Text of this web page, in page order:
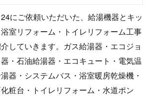
にご依頼いただいた、給湯機器とキッ
室リフォーム・トイレリフォーム工事
していきます。ガス給湯器・エコジョ
・石油給湯器・エコキュート・電気温
器・システムバス・浴室暖房乾燥機・
粧台・トイレリフォーム・水道ポン